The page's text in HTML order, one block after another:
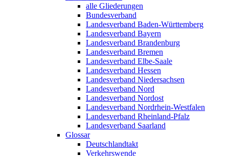
alle Gliederungen
Bundesverband
Landesverband Baden-Württemberg
Landesverband Bayern
Landesverband Brandenburg
Landesverband Bremen
Landesverband Elbe-Saale
Landesverband Hessen
Landesverband Niedersachsen
Landesverband Nord
Landesverband Nordost
Landesverband Nordrhein-Westfalen
Landesverband Rheinland-Pfalz
Landesverband Saarland
Glossar
Deutschlandtakt
Verkehrswende